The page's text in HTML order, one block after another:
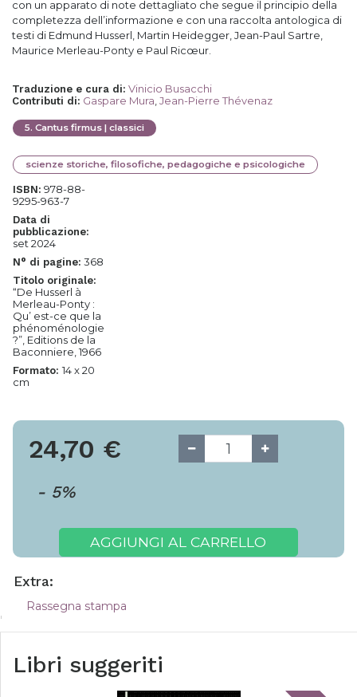
con un apparato di note dettagliato che segue il principio della
completezza dell’informazione e con una raccolta antologica di
testi di Edmund Husserl, Martin Heidegger, Jean-Paul Sartre,
Maurice Merleau-Ponty e Paul Ricœur.
Traduzione e cura di: Vinicio Busacchi
Contributi di: Gaspare Mura Jean-Pierre Thévenaz
5. Cantus firmus | classici
scienze storiche, filosofiche, pedagogiche e psicologiche
ISBN: 978-88-
9295-963-7
Data di
pubblicazione:
set 2024
N° di pagine: 368
Titolo originale:
“De Husserl à
Merleau-Ponty :
Qu’ est-ce que la
phénoménologie
?”, Editions de la
Baconniere, 1966
Formato: 14 x 20
cm
24,70 €
- 5%
AGGIUNGI AL CARRELLO
Extra:
Rassegna stampa
Libri suggeriti